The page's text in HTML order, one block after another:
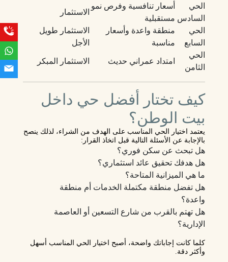
الحي
السادس
أسعار تنافسية وفرص نمو
مستقبلية
الاستثمار
الحي
السابع
منطقة واعدة وأسعار
مناسبة
الاستثمار طويل
الأجل
الحي
الثامن
امتداد عمراني حديث الاستثمار المبكر
كيف تختار أفضل حي داخل
بيت الوطن؟
يعتمد اختيار الحي المناسب على الهدف من الشراء، لذلك ينصح
بالإجابة عن الأسئلة التالية قبل اتخاذ القرار:
هل تبحث عن سكن فوري؟
هل هدفك تحقيق عائد استثماري؟
ما هي الميزانية المتاحة؟
هل تفضل منطقة مكتملة الخدمات أم منطقة
واعدة؟
هل تهتم بالقرب من شارع التسعين أو العاصمة
الإدارية؟
كلما كانت إجاباتك واضحة، أصبح اختيار الحي المناسب أسهل
وأكثر دقة.